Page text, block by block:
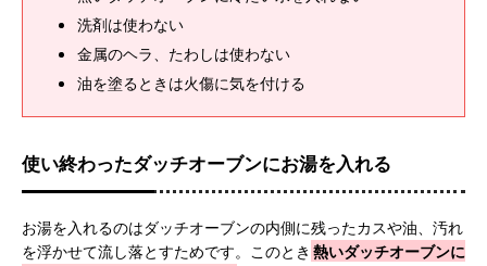
洗剤は使わない
金属のヘラ、たわしは使わない
油を塗るときは火傷に気を付ける
使い終わったダッチオーブンにお湯を入れる
お湯を入れるのはダッチオーブンの内側に残ったカスや油、汚れ
を浮かせて流し落とすためです。このとき 熱いダッチオーブンに